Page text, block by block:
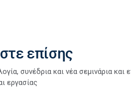
επίσης
συνέδρια και νέα σεμινάρια
εργασίας